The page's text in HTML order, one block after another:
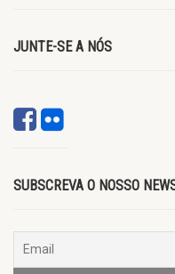
JUNTE-SE A NÓS
SUBSCREVA O NOSSO